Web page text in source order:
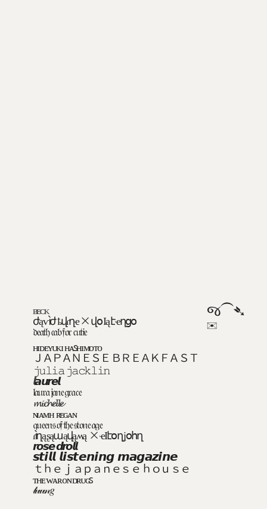
જ⁀➴
✉︎
ʙᴇᴄᴋ
ժąѵìժ ҍվɾղҽ × վօ Ӏą էҽղցօ
𝔡𝔢𝔞𝔱𝔥 𝔠𝔞𝔟 𝔣𝔬𝔯 𝔠𝔲𝔱𝔦𝔢
ʜɪᴅᴇʏᴜᴋɪ ʜᴀꜱʜɪᴍᴏᴛᴏ
ＪＡＰＡＮＥＳＥ ＢＲＥＡＫＦＡＳＴ
𝚓𝚞𝚕𝚒𝚊 𝚓𝚊𝚌𝚔𝚕𝚒𝚗
𝙡𝙖𝙪𝙧𝙚𝙡
𝔩𝔞𝔲𝔯𝔞 𝔧𝔞𝔫𝔢 𝔤𝔯𝔞𝔠𝔢
𝓶𝓲𝓬𝓱𝓮𝓵𝓵𝓮
ɴɪᴀᴍʜ  ʀᴇɢᴀɴ
𝔮𝔲𝔢𝔢𝔫𝔰 𝔬𝔣 𝔱𝔥𝔢 𝔰𝔱𝔬𝔫𝔢 𝔞𝔤𝔢
ɾìղą ʂąաąվąʍą  × ҽӀէօղ ʝօհղ
𝙧𝙤𝙨𝙚 𝙙𝙧𝙤𝙡𝙡
𝙨𝙩𝙞𝙡𝙡 𝙡𝙞𝙨𝙩𝙚𝙣𝙞𝙣𝙜 𝙢𝙖𝙜𝙖𝙯𝙞𝙣𝙚
ｔｈｅ ｊａｐａｎｅｓｅ ｈｏｕｓｅ
ᴛʜᴇ ᴡᴀʀ ᴏɴ ᴅʀᴜɢꜱ
𝓉𝓊𝓊𝓃𝑔